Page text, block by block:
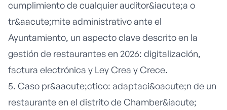
cumplimiento de cualquier auditor&iacute;a o
tr&aacute;mite administrativo ante el
Ayuntamiento, un aspecto clave descrito en la
gestión de restaurantes en 2026: digitalización,
factura electrónica y Ley Crea y Crece.
5. Caso pr&aacute;ctico: adaptaci&oacute;n de un
restaurante en el distrito de Chamber&iacute;